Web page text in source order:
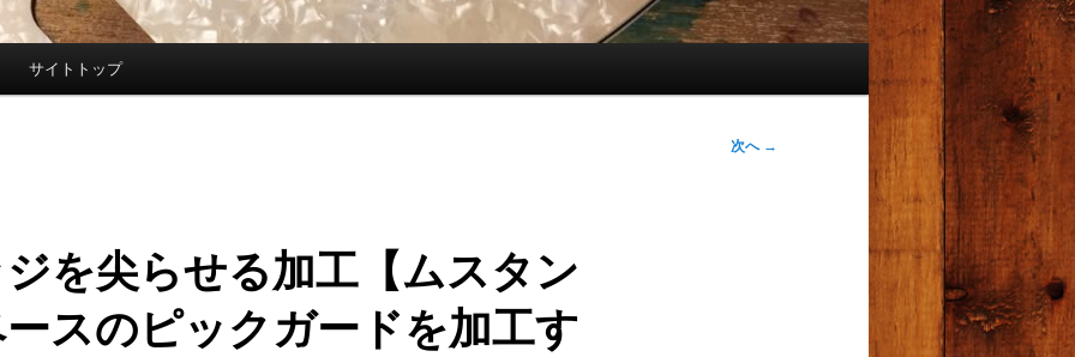
サイトトップ
次へ →
を尖らせる加工【ムスタン
スのピックガードを加工す